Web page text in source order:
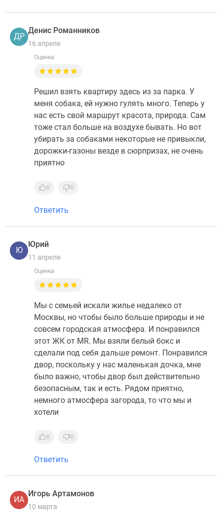
ДР
Денис Романников
16 апреля
Оценка
Решил взять квартиру здесь из за парка. У
меня собака, ей нужно гулять много. Теперь у
нас есть свой маршрут красота, природа. Сам
тоже стал больше на воздухе бывать. Но вот
убирать за собаками некоторые не привыкли,
дорожки-газоны везде в сюрпризах, не очень
приятно
0 0
Ответить
Ю
Юрий
11 апреля
Оценка
Мы с семьей искали жилье недалеко от
Москвы, но чтобы было больше природы и не
совсем городская атмосфера. И понравился
этот ЖК от MR. Мы взяли белый бокс и
сделали под себя дальше ремонт. Понравился
двор, поскольку у нас маленькая дочка, мне
было важно, чтобы двор был действительно
безопасным, так и есть. Рядом приятно,
немного атмосфера загорода, то что мы и
хотели
0 0
Ответить
ИА
Игорь Артамонов
10 марта